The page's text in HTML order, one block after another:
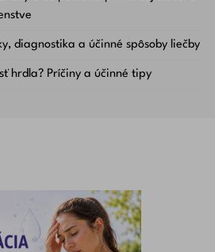
diagnostika a účinné spôsoby liečby
hrdla? Príčiny a účinné tipy